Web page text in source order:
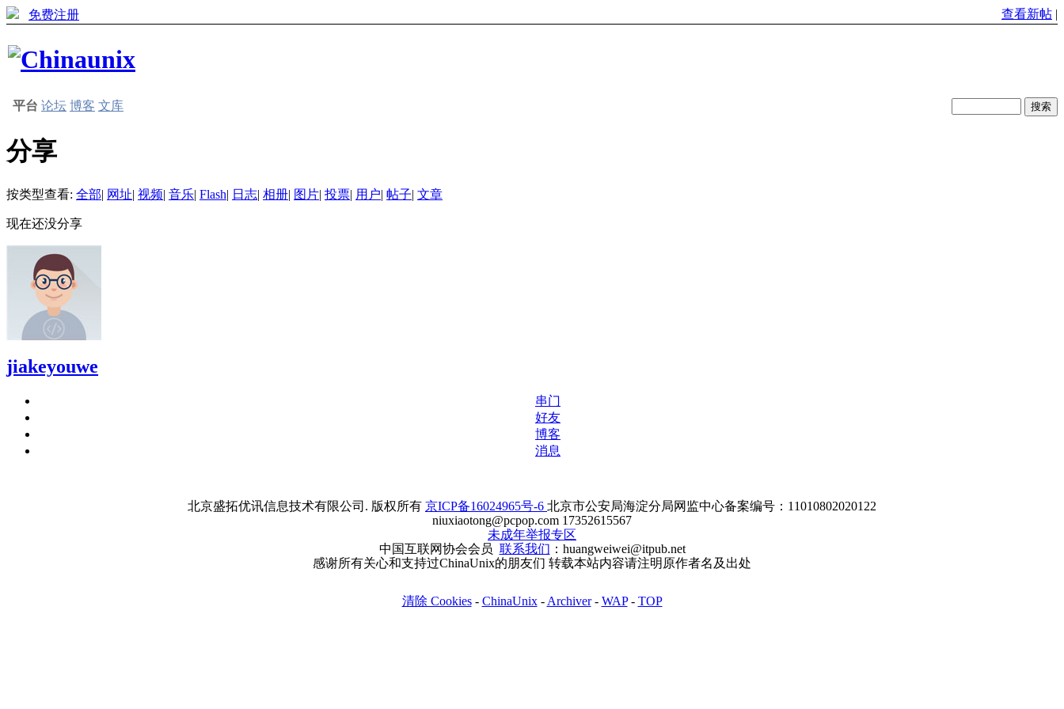
免费注册 查看新帖 |
平台 论坛 博客 文库
分享
按类型查看: 全部| 网址| 视频| 音乐| Flash| 日志| 相册| 图片| 投票| 用户| 帖子| 文章
现在还没分享
jiakeyouwe
串门
好友
博客
消息
北京盛拓优讯信息技术有限公司. 版权所有 京ICP备16024965号-6 北京市公安局海淀分局网监中心备案编号：11010802020122
niuxiaotong@pcpop.com 17352615567
未成年举报专区
中国互联网协会会员 联系我们 ：huangweiwei@itpub.net
感谢所有关心和支持过ChinaUnix的朋友们 转载本站内容请注明原作者名及出处
清除 Cookies- ChinaUnix- Archiver- WAP- TOP